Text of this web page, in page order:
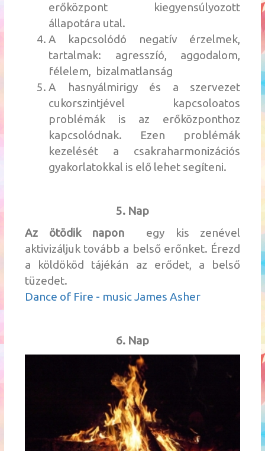
erőközpont kiegyensúlyozott
állapotára utal.
A kapcsolódó negatív érzelmek,
tartalmak: agresszíó, aggodalom,
félelem, bizalmatlanság
A hasnyálmirigy és a szervezet
cukorszintjével kapcsoloatos
problémák is az erőközponthoz
kapcsolódnak. Ezen problémák
kezelését a csakraharmonizációs
gyakorlatokkal is elő lehet segíteni.
5. Nap
Az ötödik napon egy kis zenével
aktivizáljuk tovább a belső erőnket. Érezd
a köldököd tájékán az erődet, a belső
tüzedet.
Dance of Fire - music James Asher
6. Nap